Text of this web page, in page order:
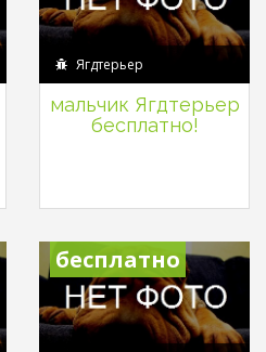
Ягдтерьер
мальчик Ягдтерьер
бесплатно!
бесплатно